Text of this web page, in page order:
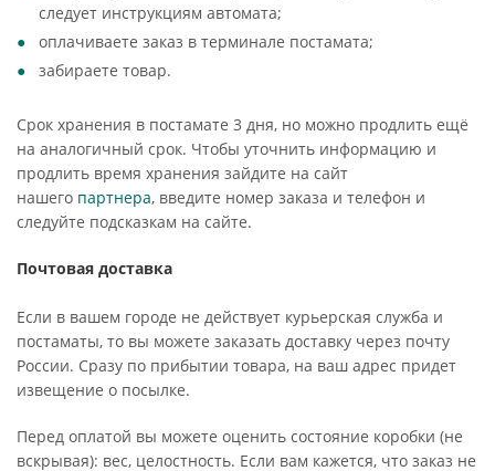
следует инструкциям автомата;
оплачиваете заказ в терминале постамата;
забираете товар.
Срок хранения в постамате 3 дня, но можно продлить ещё
на аналогичный срок. Чтобы уточнить информацию и
продлить время хранения зайдите на сайт
нашего партнера, введите номер заказа и телефон и
следуйте подсказкам на сайте.
Почтовая доставка
Если в вашем городе не действует курьерская служба и
постаматы, то вы можете заказать доставку через почту
России. Сразу по прибытии товара, на ваш адрес придет
извещение о посылке.
Перед оплатой вы можете оценить состояние коробки (не
вскрывая): вес, целостность. Если вам кажется, что заказ не